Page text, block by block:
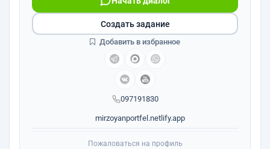
097191830
mirzoyanportfel.netlify.app
Создать задание
Добавить в избранное
Пожаловаться на профиль